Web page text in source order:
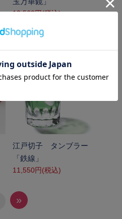
10,560円(税込)
SOLD OUT
江戸切子 タンブラー
「鉄線」
11,550円(税込)
»